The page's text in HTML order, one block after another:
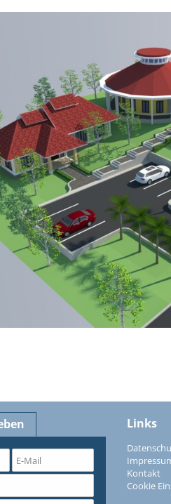
Links
Kontakt
Cookie